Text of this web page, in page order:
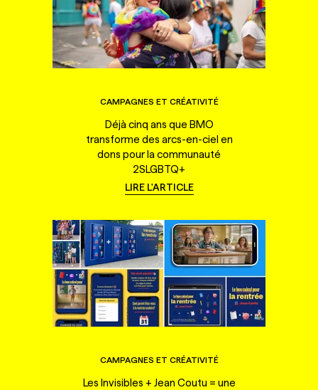
CAMPAGNES ET CRÉATIVITÉ
Déjà cinq ans que BMO
transforme des arcs-en-ciel en
dons pour la communauté
2SLGBTQ+
LIRE L'ARTICLE
CAMPAGNES ET CRÉATIVITÉ
Les Invisibles + Jean Coutu = une